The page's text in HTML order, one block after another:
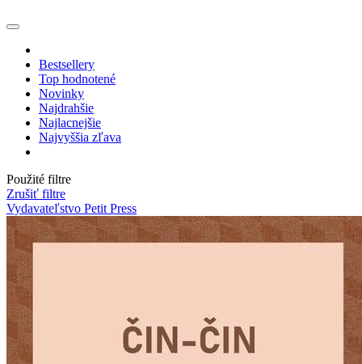
Bestsellery
Top hodnotené
Novinky
Najdrahšie
Najlacnejšie
Najvyššia zľava
Použité filtre
Zrušiť filtre
Vydavateľstvo Petit Press